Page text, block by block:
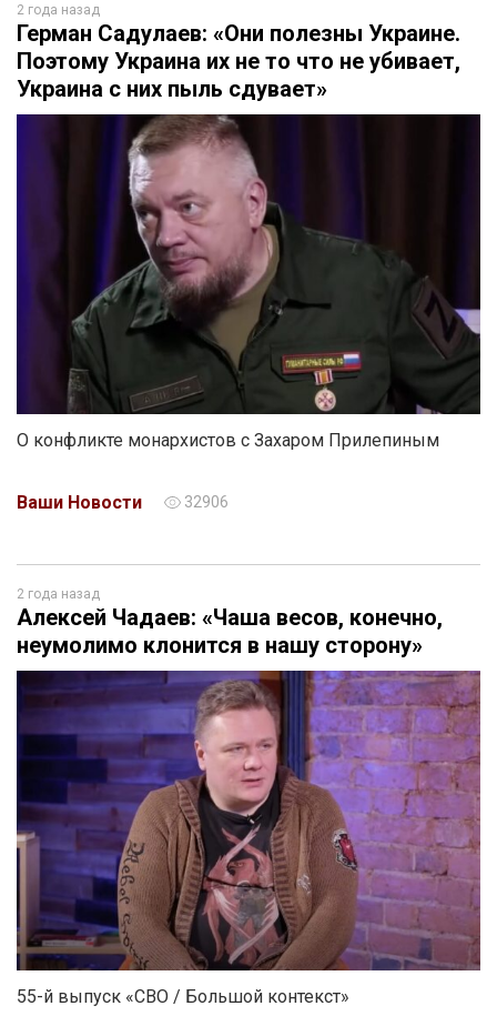
2 года назад
Герман Садулаев: «Они полезны Украине.
Поэтому Украина их не то что не убивает,
Украина с них пыль сдувает»
О конфликте монархистов с Захаром Прилепиным
Ваши Новости 32906
2 года назад
Алексей Чадаев: «Чаша весов, конечно,
неумолимо клонится в нашу сторону»
55-й выпуск «СВО / Большой контекст»